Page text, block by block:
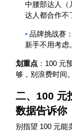
中腰部达人（
达人都合作不
• 品牌挑战赛
新手不用考虑。
划重点 ： 100 元
够，别浪费时间。
二、 100 元
数据告诉你
别指望 100 元能